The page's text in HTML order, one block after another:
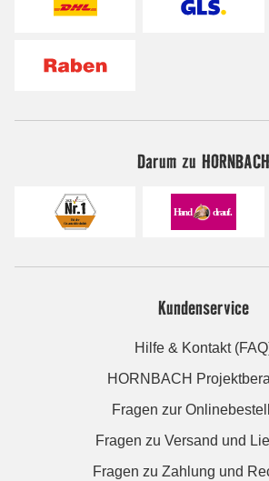
Darum zu HORNBACH
Kundenservice
Hilfe & Kontakt
HORNBACH
Fragen zur
Fragen zu Versand und
Fragen zu Zahlung und